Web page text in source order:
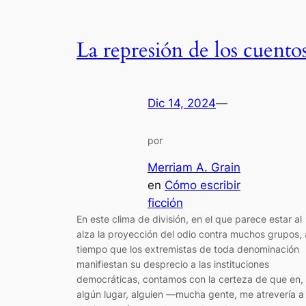
La represión de los
Dic 14, 2024—
por
Merriam A. Grain
en Cómo escribir
ficción
En este clima de división, en el que parece estar al
alza la proyección del odio contra muchos grupos,
tiempo que los extremistas de toda denominación
manifiestan su desprecio a las instituciones
democráticas, contamos con la certeza de que en,
algún lugar, alguien —mucha gente, me atrevería a